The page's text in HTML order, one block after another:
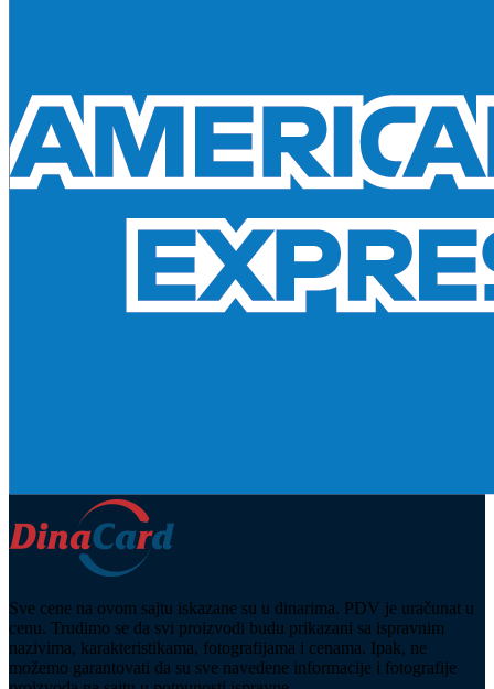
Sve cene na ovom sajtu iskazane su u dinarima. PDV je uračunat u
cenu. Trudimo se da svi proizvodi budu prikazani sa ispravnim
nazivima, karakteristikama, fotografijama i cenama. Ipak, ne
možemo garantovati da su sve navedene informacije i fotografije